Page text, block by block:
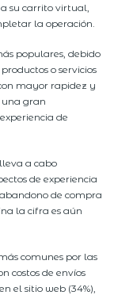
su carrito virtual,
la operación.
populares, debido
o servicios
mayor rapidez y
una gran
de
a cabo
de experiencia
de compra
la cifra es aún
comunes por las
costos de envíos
el sitio web (34%),